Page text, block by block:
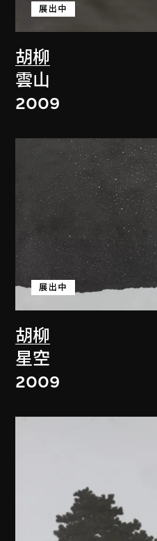
胡柳
展出中
雲山
2009
胡柳
展出中
星空
2009